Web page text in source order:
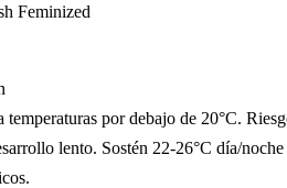
Feminized
por debajo de 20°C.
lento. Sostén 22-26°C día/noche